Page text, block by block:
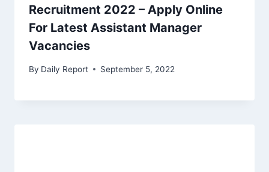
Recruitment 2022 – Apply Online
For Latest Assistant Manager
Vacancies
By Daily Report September 5, 2022